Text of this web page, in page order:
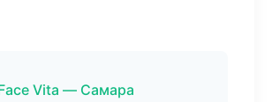
Vita — Самара